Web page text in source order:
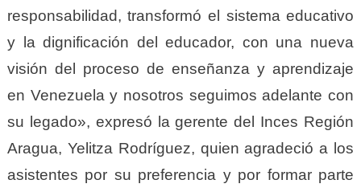
responsabilidad, transformó el sistema educativo
y la dignificación del educador, con una nueva
visión del proceso de enseñanza y aprendizaje
en Venezuela y nosotros seguimos adelante con
su legado», expresó la gerente del Inces Región
Aragua, Yelitza Rodríguez, quien agradeció a los
asistentes por su preferencia y por formar parte